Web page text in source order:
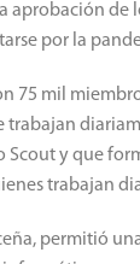
aprobación de
por la
75 mil
trabajan
y que
trabajan
permitió